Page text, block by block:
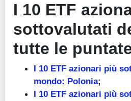
I 10 ETF
sottovalutati
tutte le
I 10 ETF azionari più
mondo: Polonia;
I 10 ETF azionari più